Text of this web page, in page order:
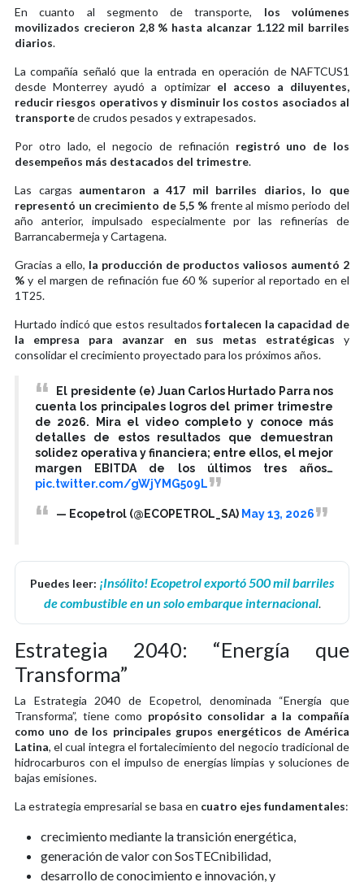
En cuanto al segmento de transporte, los volúmenes
movilizados crecieron 2,8 % hasta alcanzar 1.122 mil barriles
diarios.
La compañía señaló que la entrada en operación de NAFTCUS1
desde Monterrey ayudó a optimizar el acceso a diluyentes,
reducir riesgos operativos y disminuir los costos asociados al
transportede crudos pesados y extrapesados.
Por otro lado, el negocio de refinación registró uno de los
desempeños más destacados del trimestre.
Las cargas aumentaron a 417 mil barriles diarios, lo que
representó un crecimiento de 5,5 % frente al mismo periodo del
año anterior, impulsado especialmente por las refinerías de
Barrancabermeja y Cartagena.
Gracias a ello, la producción de productos valiosos aumentó 2
% y el margen de refinación fue 60 % superior al reportado en el
1T25.
Hurtado indicó que estos resultadosfortalecen la capacidad de
la empresa para avanzar en sus metas estratégicas y
consolidar el crecimiento proyectado para los próximos años.
El presidente (e) Juan Carlos Hurtado Parra nos
cuenta los principales logros del primer trimestre
de 2026. Mira el video completo y conoce más
detalles de estos resultados que demuestran
solidez operativa y financiera; entre ellos, el mejor
margen EBITDA de los últimos tres años…
pic.twitter.com/gWjYMG509L
— Ecopetrol (@ECOPETROL_SA) May 13, 2026
Puedes leer: ¡Insólito! Ecopetrol exportó 500 mil barriles
de combustible en un solo embarque internacional.
Estrategia 2040: “Energía que
Transforma”
La Estrategia 2040 de Ecopetrol, denominada “Energía que
Transforma”, tiene como propósito consolidar a la compañía
como uno de los principales grupos energéticos de América
Latina, el cual integra el fortalecimiento del negocio tradicional de
hidrocarburos con el impulso de energías limpias y soluciones de
bajas emisiones.
La estrategia empresarial se basa en cuatro ejes fundamentales:
crecimiento mediante la transición energética,
generación de valor con SosTECnibilidad,
desarrollo de conocimiento e innovación, y